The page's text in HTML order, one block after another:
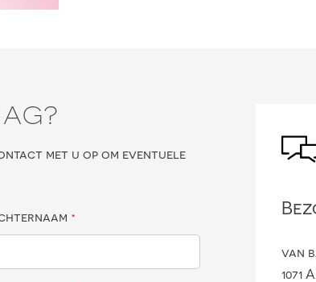
met u op om eventuele
*
van
1071